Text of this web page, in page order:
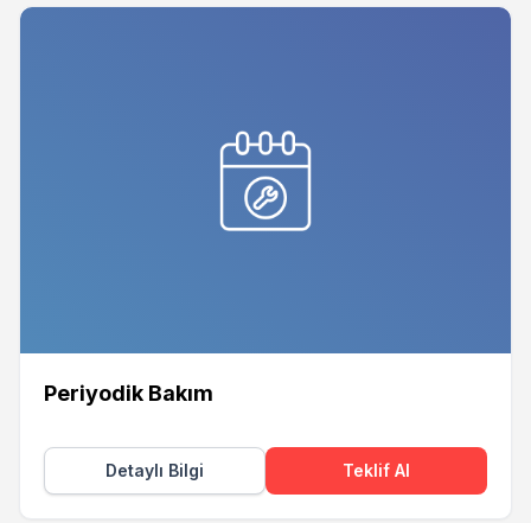
Periyodik Bakım
Detaylı Bilgi Teklif Al